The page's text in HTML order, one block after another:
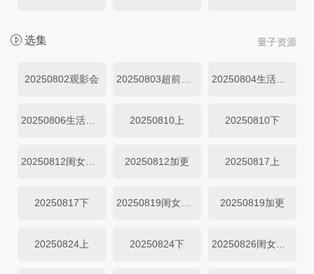
量子资源
选集
20250802观影会 20250803超前企划 20250804生活直播
20250810上 20250810下
20250812加更 20250817上
20250817下 20250819闺女超有料 20250819加更
20250824上 20250824下 20250826闺女超有料